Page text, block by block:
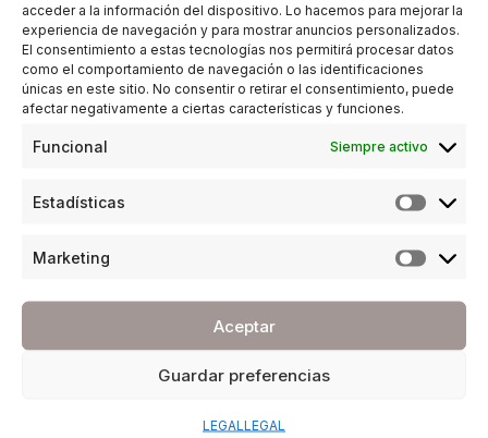
acceder a la información del dispositivo. Lo hacemos para mejorar la
experiencia de navegación y para mostrar anuncios personalizados.
El consentimiento a estas tecnologías nos permitirá procesar datos
como el comportamiento de navegación o las identificaciones
únicas en este sitio. No consentir o retirar el consentimiento, puede
afectar negativamente a ciertas características y funciones.
Funcional Siempre activo
Estadísticas
Marketing
Aceptar
Guardar preferencias
LEGAL LEGAL
Fashion Week
23/07/2017
3 MINUTOS DE LECTURA